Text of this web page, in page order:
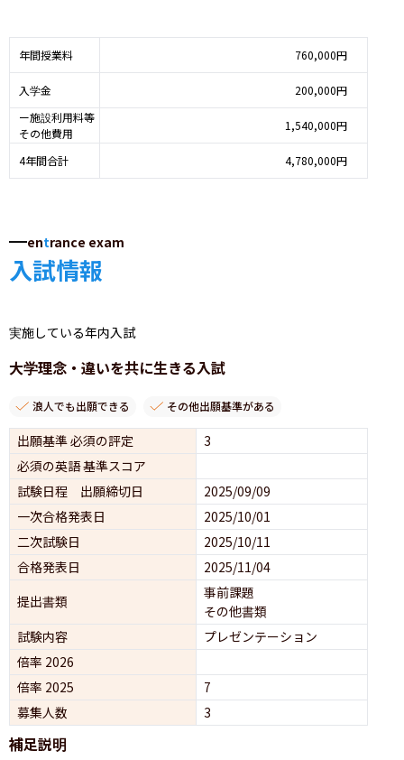
年間授業料 760,000円
入学金
200,000円
ー施設利用料等
その他費用
1,540,000円
4年間合計 4,780,000円
entrance exam
入試情報
実施している年内入試
大学理念・違いを共に生きる入試
浪人でも出願できる その他出願基準がある
出願基準 必須の評定
3
必須の英語 基準スコア
試験日程 出願締切日
2025/09/09
一次合格発表日
2025/10/01
二次試験日
2025/10/11
合格発表日
2025/11/04
提出書類
事前課題
その他書類
試験内容
プレゼンテーション
倍率 2026
倍率 2025
7
募集人数
3
補足説明